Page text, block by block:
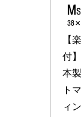
【
付
本
ト
ィ